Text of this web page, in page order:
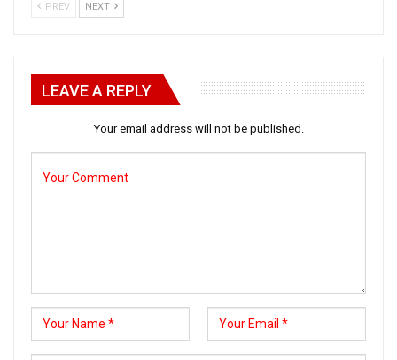
PREV NEXT
LEAVE A REPLY
Your email address will not be published.